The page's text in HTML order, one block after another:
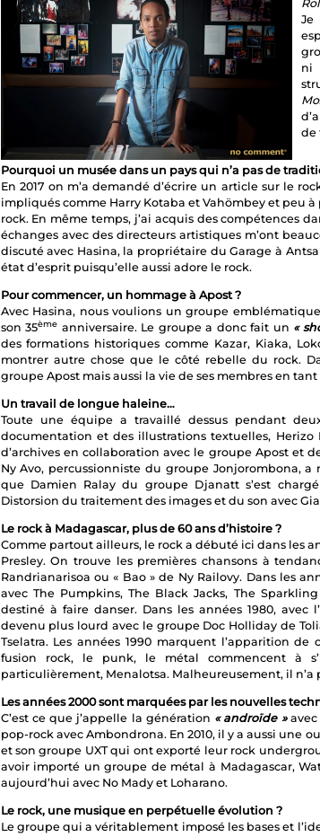
Je
ni
de
Pourquoi un musée dans un pays qui n’a pas de
En 2017 on m’a demandé d’écrire un article sur le
impliqués comme Harry Kotaba et Vahömbey et peu
rock. En même temps, j’ai acquis des compétences
échanges avec des directeurs artistiques m’ont
discuté avec Hasina, la propriétaire du Garage à
état d’esprit puisqu’elle aussi adore le rock.
Pour commencer, un hommage à Apost ?
Avec Hasina, nous voulions un groupe
son 35ème anniversaire. Le groupe a donc fait un «
des formations historiques comme Kazar, Kiaka,
montrer autre chose que le côté rebelle du rock.
groupe Apost mais aussi la vie de ses membres en
Un travail de longue haleine…
Toute une équipe a travaillé dessus pendant
documentation et des illustrations textuelles,
d’archives en collaboration avec le groupe Apost et
Ny Avo, percussionniste du groupe Jonjorombona,
que Damien Ralay du groupe Djanatt s’est
Distorsion du traitement des images et du son avec
Le rock à Madagascar, plus de 60 ans d’histoire ?
Comme partout ailleurs, le rock a débuté ici dans les
Presley. On trouve les premières chansons à
Randrianarisoa ou « Bao » de Ny Railovy. Dans les
avec The Pumpkins, The Black Jacks, The
destiné à faire danser. Dans les années 1980,
devenu plus lourd avec le groupe Doc Holliday de
Tselatra. Les années 1990 marquent l’apparition
fusion rock, le punk, le métal commencent à
particulièrement, Menalotsa. Malheureusement, il n’a
Les années 2000 sont marquées par les nouvelles
C’est ce que j’appelle la génération « androïde »avec
pop-rock avec Ambondrona. En 2010, il y a aussi une
et son groupe UXT qui ont exporté leur rock
avoir importé un groupe de métal à Madagascar,
aujourd’hui avec No Mady et Loharano.
Le rock, une musique en perpétuelle évolution ?
Le groupe qui a véritablement imposé les bases et